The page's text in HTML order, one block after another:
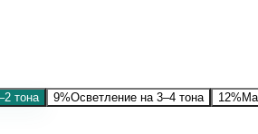
тона 9%Осветление на 3–4 тона 12%